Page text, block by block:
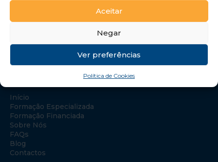
Aceitar
Negar
Ver preferências
Política de Cookies
Início
Formação Especializada
Formação Financiada
Sobre Nós
FAQs
Blog
Contactos